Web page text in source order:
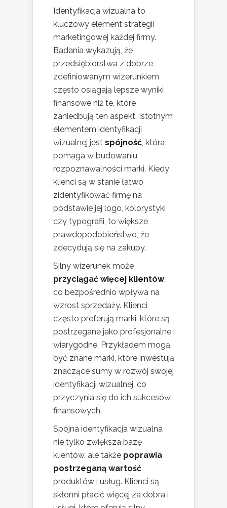
Identyfikacja wizualna to
kluczowy element strategii
marketingowej każdej firmy.
Badania wykazują, że
przedsiębiorstwa z dobrze
zdefiniowanym wizerunkiem
często osiągają lepsze wyniki
finansowe niż te, które
zaniedbują ten aspekt. Istotnym
elementem identyfikacji
wizualnej jest spójność , która
pomaga w budowaniu
rozpoznawalności marki. Kiedy
klienci są w stanie łatwo
zidentyfikować firmę na
podstawie jej logo, kolorystyki
czy typografii, to większe
prawdopodobieństwo, że
zdecydują się na zakupy.
Silny wizerunek może
przyciągać więcej klientów,
co bezpośrednio wpływa na
wzrost sprzedaży. Klienci
często preferują marki, które są
postrzegane jako profesjonalne i
wiarygodne. Przykładem mogą
być znane marki, które inwestują
znaczące sumy w rozwój swojej
identyfikacji wizualnej, co
przyczynia się do ich sukcesów
finansowych.
Spójna identyfikacja wizualna
nie tylko zwiększa bazę
klientów, ale także poprawia
postrzeganą wartość
produktów i usług. Klienci są
skłonni płacić więcej za dobra i